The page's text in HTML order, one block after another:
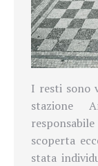
I resti sono
stazione
scoperta
stata